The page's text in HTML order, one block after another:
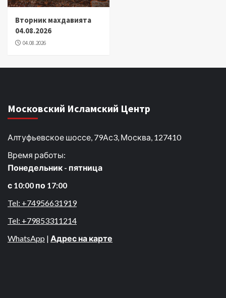
Вторник махдавията
04.08.2026
04.08.2026
Московский Исламский Центр
Алтуфьевское шоссе, 79Ас3, Москва, 127410
Время работы:
Понедельник - пятница
с 10:00 по 17:00
Tel: +74956631919
Tel: +79853311214
WhatsApp | Адрес на карте